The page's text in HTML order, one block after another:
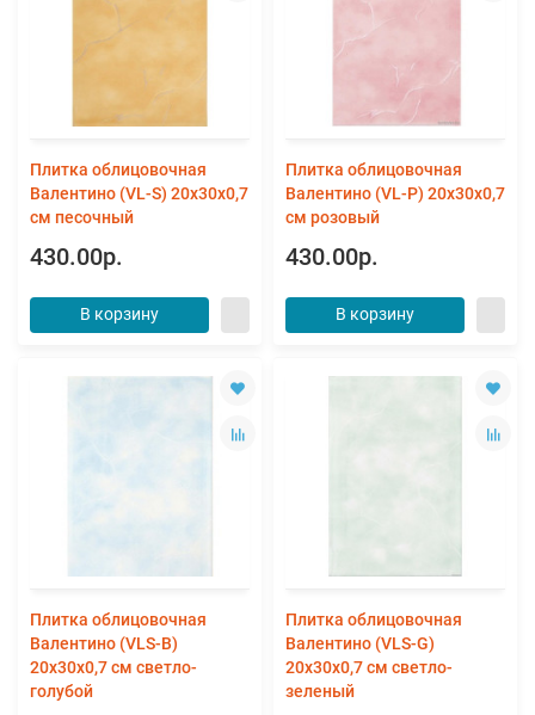
Плитка облицовочная
Валентино (VL-S) 20x30x0,7
см песочный
430.00р.
В корзину
Плитка облицовочная
Валентино (VL-Р) 20x30x0,7
см розовый
430.00р.
В корзину
Плитка облицовочная
Валентино (VLS-B)
20x30x0,7 см светло-
голубой
Плитка облицовочная
Валентино (VLS-G)
20x30x0,7 см светло-
зеленый